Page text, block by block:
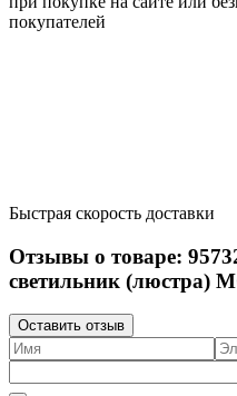
покупателей
Быстрая скорость доставки
Отзывы о товаре:
светильник (люстра)
Оставить отзыв